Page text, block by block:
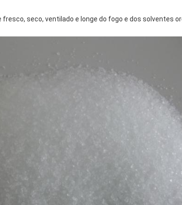
fresco, seco, ventilado e longe do fogo e dos solventes